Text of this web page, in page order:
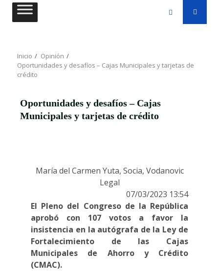
Saltar
Inicio
Opinión
Oportunidades y desafíos – Cajas Municipales y tarjetas de
crédito
Oportunidades y desafíos – Cajas
Municipales y tarjetas de crédito
María del Carmen Yuta, Socia, Vodanovic
Legal
07/03/2023 13:54
El Pleno del Congreso de la República
aprobó con 107 votos a favor la
insistencia en la autógrafa de la Ley de
Fortalecimiento de las Cajas
Municipales de Ahorro y Crédito
(CMAC).